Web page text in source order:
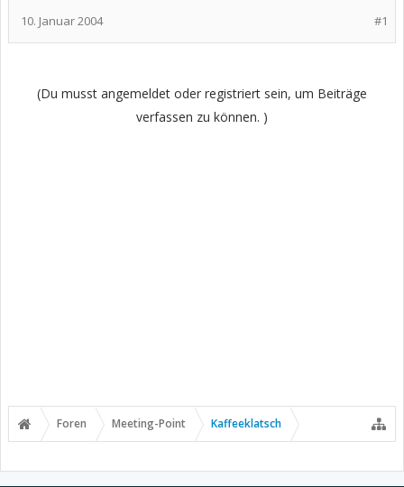
#1
10. Januar 2004
(Du musst angemeldet oder registriert sein, um Beiträge
verfassen zu können. )
Foren Meeting-Point Kaffeeklatsch